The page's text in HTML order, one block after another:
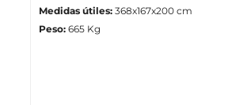
Medidas útiles: 368x167x200 cm
Peso: 665 Kg